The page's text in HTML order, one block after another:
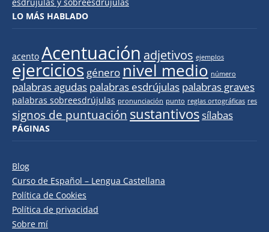
LO MÁS HABLADO
acento Acentuación adjetivos ejemplos
ejercicios género nivel medio número
palabras agudas palabras esdrújulas palabras graves
palabras sobreesdrújulas pronunciación punto reglas ortográficas res
signos de puntuación sustantivossílabas
PÁGINAS
Blog
Curso de Español – Lengua Castellana
Política de Cookies
Política de privacidad
Sobre mí